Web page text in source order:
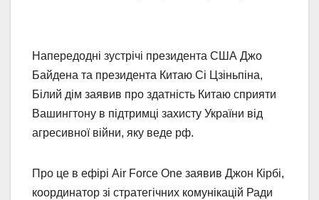
Напередодні зустрічі президента США Джо
Байдена та президента Китаю Сі Цзіньпіна,
Білий дім заявив про здатність Китаю сприяти
Вашингтону в підтримці захисту України від
агресивної війни, яку веде рф.
Про це в ефірі Air Force One заявив Джон Кірбі,
координатор зі стратегічних комунікацій Ради